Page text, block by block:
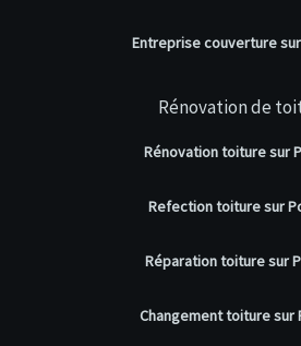
Entreprise couverture
Rénovation de
Rénovation toiture sur
Refection toiture sur
Réparation toiture sur
Changement toiture sur